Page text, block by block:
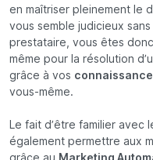
en maîtriser pleinement le
vous semble judicieux
prestataire, vous êtes donc
même pour la résolution
grâce à vos
vous-même.
Le fait d’être familier
également permettre aux
grâce au Marketing